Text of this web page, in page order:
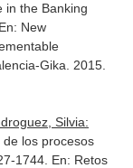
in the Banking
En: New
Gika. 2015.
Silvia:
los procesos
1744. En: Retos